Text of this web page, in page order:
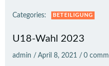
Categories: BETEILIGUNG
U18-Wahl 2023
admin / April 8, 2021 / 0